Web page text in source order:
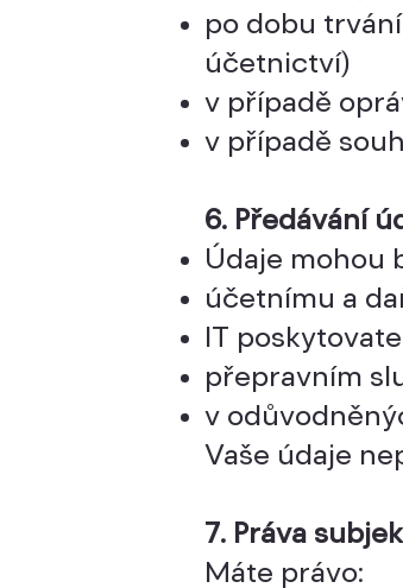
po dobu
účetnictví)
v případě
v případě
6. Předávání
Údaje mohou
účetnímu a
IT
přepravním
v
Vaše údaje
7. Práva
Máte právo: